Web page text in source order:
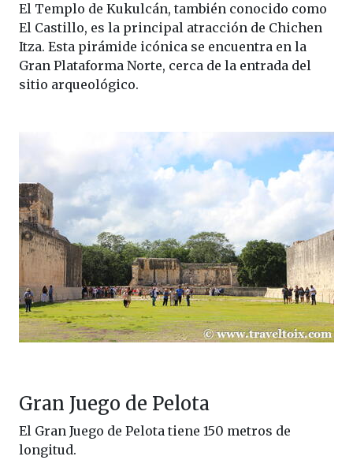
El Templo de Kukulcán, también conocido como
El Castillo, es la principal atracción de Chichen
Itza. Esta pirámide icónica se encuentra en la
Gran Plataforma Norte, cerca de la entrada del
sitio arqueológico.
Gran Juego de Pelota
El Gran Juego de Pelota tiene 150 metros de
longitud.